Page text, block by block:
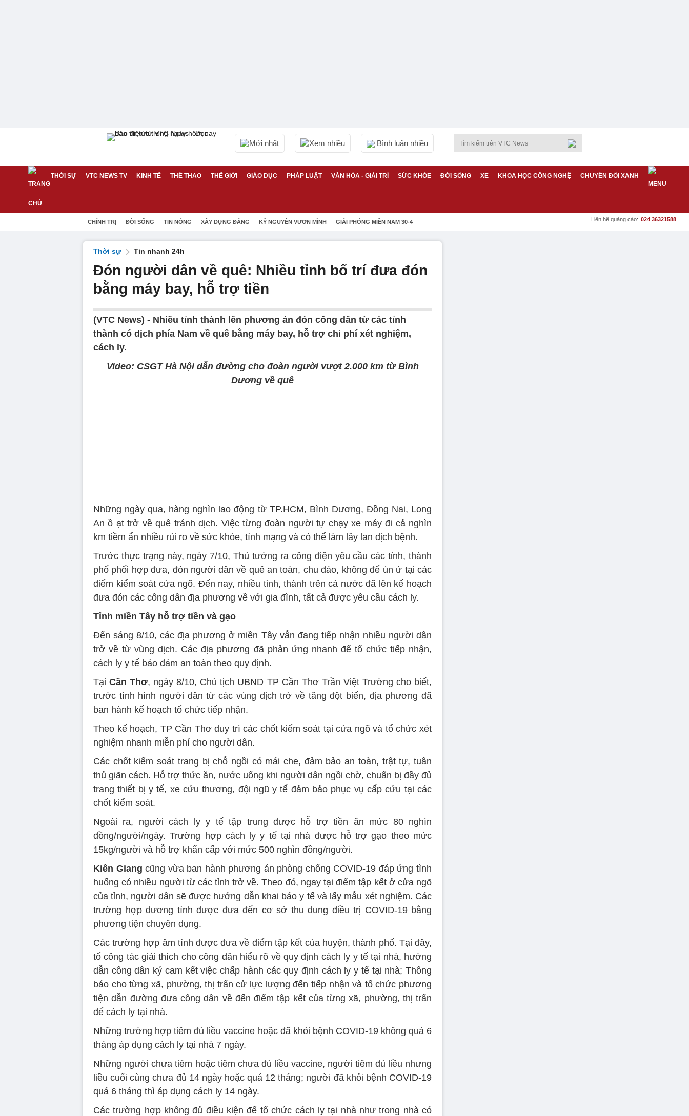
Mới nhất Xem nhiều Bình luận nhiều
THỜI SỰ VTC NEWS TV KINH TẾ THỂ THAO THẾ GIỚI GIÁO DỤC PHÁP LUẬT VĂN HÓA - GIẢI TRÍ SỨC KHỎE ĐỜI SỐNG XE KHOA HỌC CÔNG NGHỆ CHUYỂN ĐỔI XANH
CHÍNH TRỊ ĐỜI SỐNG TIN NÓNG XÂY DỰNG ĐẢNG KỶ NGUYÊN VƯƠN MÌNH GIẢI PHÓNG MIỀN NAM 30-4 Liên hệ quảng cáo: 024 36321588
Thời sự Tin nhanh 24h
Đón người dân về quê: Nhiều tỉnh bố trí đưa đón
bằng máy bay, hỗ trợ tiền
(VTC News) - Nhiều tỉnh thành lên phương án đón công dân từ các tỉnh
thành có dịch phía Nam về quê bằng máy bay, hỗ trợ chi phí xét nghiệm,
cách ly.
Video: CSGT Hà Nội dẫn đường cho đoàn người vượt 2.000 km từ Bình
Dương về quê
Những ngày qua, hàng nghìn lao động từ TP.HCM, Bình Dương, Đồng Nai, Long
An ồ ạt trở về quê tránh dịch. Việc từng đoàn người tự chạy xe máy đi cả nghìn
km tiềm ẩn nhiều rủi ro về sức khỏe, tính mạng và có thể làm lây lan dịch bệnh.
Trước thực trạng này, ngày 7/10, Thủ tướng ra công điện yêu cầu các tỉnh, thành
phố phối hợp đưa, đón người dân về quê an toàn, chu đáo, không để ùn ứ tại các
điểm kiểm soát cửa ngõ. Đến nay, nhiều tỉnh, thành trên cả nước đã lên kế hoạch
đưa đón các công dân địa phương về với gia đình, tất cả được yêu cầu cách ly.
Tỉnh miền Tây hỗ trợ tiền và gạo
Đến sáng 8/10, các địa phương ở miền Tây vẫn đang tiếp nhận nhiều người dân
trở về từ vùng dịch. Các địa phương đã phản ứng nhanh để tổ chức tiếp nhận,
cách ly y tế bảo đảm an toàn theo quy định.
TạiCần Thơ, ngày 8/10, Chủ tịch UBND TP Cần Thơ Trần Việt Trường cho biết,
trước tình hình người dân từ các vùng dịch trở về tăng đột biến, địa phương đã
ban hành kế hoạch tổ chức tiếp nhận.
Theo kế hoạch, TP Cần Thơ duy trì các chốt kiểm soát tại cửa ngõ và tổ chức xét
nghiệm nhanh miễn phí cho người dân.
Các chốt kiểm soát trang bị chỗ ngồi có mái che, đảm bảo an toàn, trật tự, tuân
thủ giãn cách. Hỗ trợ thức ăn, nước uống khi người dân ngồi chờ, chuẩn bị đầy đủ
trang thiết bị y tế, xe cứu thương, đội ngũ y tế đảm bảo phục vụ cấp cứu tại các
chốt kiểm soát.
Ngoài ra, người cách ly y tế tập trung được hỗ trợ tiền ăn mức 80 nghìn
đồng/người/ngày. Trường hợp cách ly y tế tại nhà được hỗ trợ gạo theo mức
15kg/người và hỗ trợ khẩn cấp với mức 500 nghìn đồng/người.
Kiên Giangcũng vừa ban hành phương án phòng chống COVID-19 đáp ứng tình
huống có nhiều người từ các tỉnh trở về. Theo đó, ngay tại điểm tập kết ở cửa ngõ
của tỉnh, người dân sẽ được hướng dẫn khai báo y tế và lấy mẫu xét nghiệm. Các
trường hợp dương tính được đưa đến cơ sở thu dung điều trị COVID-19 bằng
phương tiện chuyên dụng.
Các trường hợp âm tính được đưa về điểm tập kết của huyện, thành phố. Tại đây,
tổ công tác giải thích cho công dân hiểu rõ về quy định cách ly y tế tại nhà, hướng
dẫn công dân ký cam kết việc chấp hành các quy định cách ly y tế tại nhà; Thông
báo cho từng xã, phường, thị trấn cử lực lượng đến tiếp nhận và tổ chức phương
tiện dẫn đường đưa công dân về đến điểm tập kết của từng xã, phường, thị trấn
để cách ly tại nhà.
Những trường hợp tiêm đủ liều vaccine hoặc đã khỏi bệnh COVID-19 không quá 6
tháng áp dụng cách ly tại nhà 7 ngày.
Những người chưa tiêm hoặc tiêm chưa đủ liều vaccine, người tiêm đủ liều nhưng
liều cuối cùng chưa đủ 14 ngày hoặc quá 12 tháng; người đã khỏi bệnh COVID-19
quá 6 tháng thì áp dụng cách ly 14 ngày.
Các trường hợp không đủ điều kiện để tổ chức cách ly tại nhà như trong nhà có